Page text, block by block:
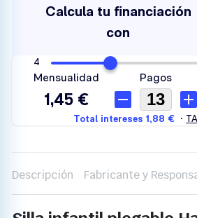
Descripción Fabricante y